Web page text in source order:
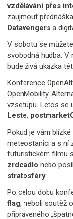
vzdělávání přes
zaujmout přednáška
Datavengers a
V sobotu se
svobodná hudba. V
bude živá ukázka
Konference
OpenMobility.
vzsetupu. Letos se
Leste,
Pokud je vám
meteostanici a s ní
futuristickém filmu
zrdcadlo nebo
stratosféry.
Po celou dobu
flag, neboli soutěž
připraveného